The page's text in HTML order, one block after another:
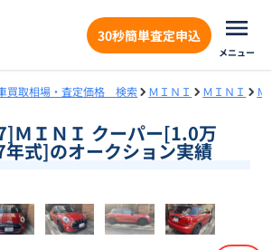
30秒簡単査定申込
メニュー
買取相場・査定価格 検索 ＭＩＮＩ ＭＩＮＩ Ｍ
ＭＩＮＩ クーパー[1.0万
式]のオークション実績
1/18